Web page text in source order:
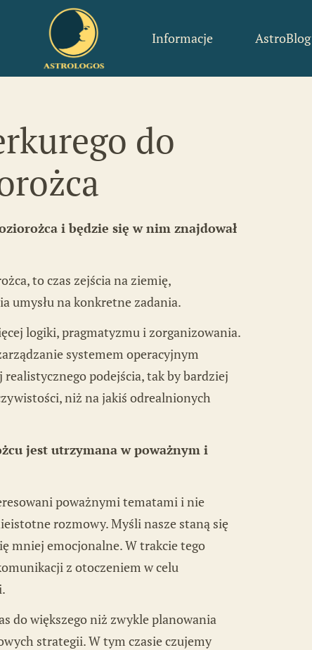
Informacje AstroBlog
do
i będzie się w nim znajdował
to czas zejścia na ziemię,
umysłu na konkretne zadania.
logiki, pragmatyzmu i zorganizowania.
systemem operacyjnym
realistycznego podejścia, tak by bardziej
niż na jakiś odrealnionych
jest utrzymana w poważnym i
poważnymi tematami i nie
rozmowy. Myśli nasze staną się
mniej emocjonalne. W trakcie tego
z otoczeniem w celu
do większego niż zwykle planowania
strategii. W tym czasie czujemy